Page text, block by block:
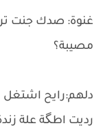
غنوة: صدك جنت
مصيبة؟
دلهم:رايح اشتغل
رديت اطگة علة